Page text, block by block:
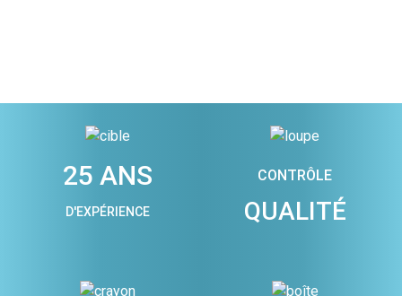
25 ANS
D'EXPÉRIENCE
CONTRÔLE
QUALITÉ